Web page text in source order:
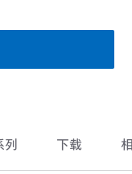
列 下载